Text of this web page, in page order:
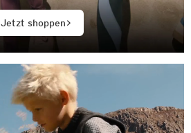
Jetzt shoppen